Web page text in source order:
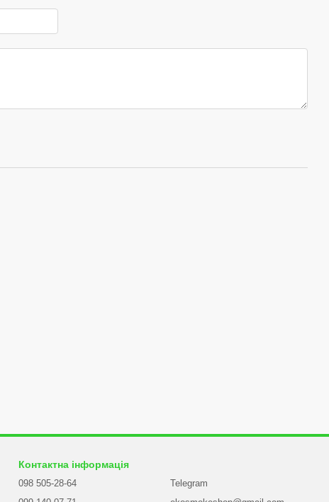
Контактна інформація
098 505-28-64
Telegram